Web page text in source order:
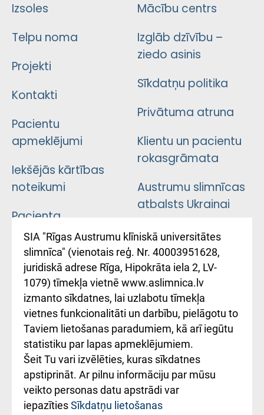
Izsoles
Telpu noma
Projekti
Kontakti
Pacientu
apmeklējumi
Iekšējās kārtības
noteikumi
Pacienta
atsauksmju/sūdzību
iesniegšanas
kārtība
Kā pie mums nokļūt
Rēķinu apmaksas
ceļvedis
Rekvizīti un
ārstniecības
iestādes kods
Mācību centrs
Izglāb dzīvību –
ziedo asinis
Sīkdatņu politika
Privātuma atruna
Klientu un pacientu
rokasgrāmata
Austrumu slimnīcas
atbalsts Ukrainai
Підтримка Східної
лікарні та співпраця з
Україною
SIA "Rīgas Austrumu klīniskā universitātes
slimnīca" (vienotais reģ. Nr. 40003951628,
juridiskā adrese Rīga, Hipokrāta iela 2, LV-
1079) tīmekļa vietnē www.aslimnica.lv
izmanto sīkdatnes, lai uzlabotu tīmekļa
vietnes funkcionalitāti un darbību, pielāgotu to
Taviem lietošanas paradumiem, kā arī iegūtu
statistiku par lapas apmeklējumiem.
Šeit Tu vari izvēlēties, kuras sīkdatnes
apstiprināt. Ar pilnu informāciju par mūsu
veikto personas datu apstrādi var
iepazītiesSīkdatņu lietošanas